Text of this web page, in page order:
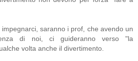
saranno i prof, che avendo un
di noi, ci guideranno verso "la
volta anche il divertimento.